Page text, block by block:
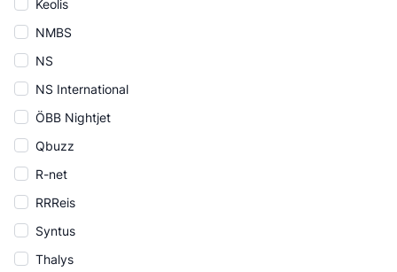
Keolis
NMBS
NS
NS International
ÖBB Nightjet
Qbuzz
R-net
RRReis
Syntus
Thalys